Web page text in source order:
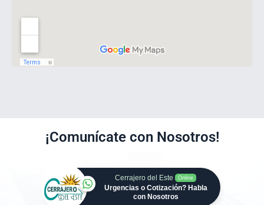
¡Comunícate con Nosotros!
Cerrajero del Este Online
Urgencias o Cotización? Habla
con Nosotros